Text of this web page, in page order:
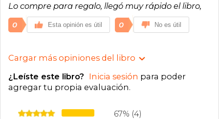
Lo compre para regalo, llegó muy rápido el libro,
0 Esta opinión es útil 0 No es útil
Cargar más opiniones del libro
¿Leíste este libro? Inicia sesión para poder
agregar tu propia evaluación.
67% (4)